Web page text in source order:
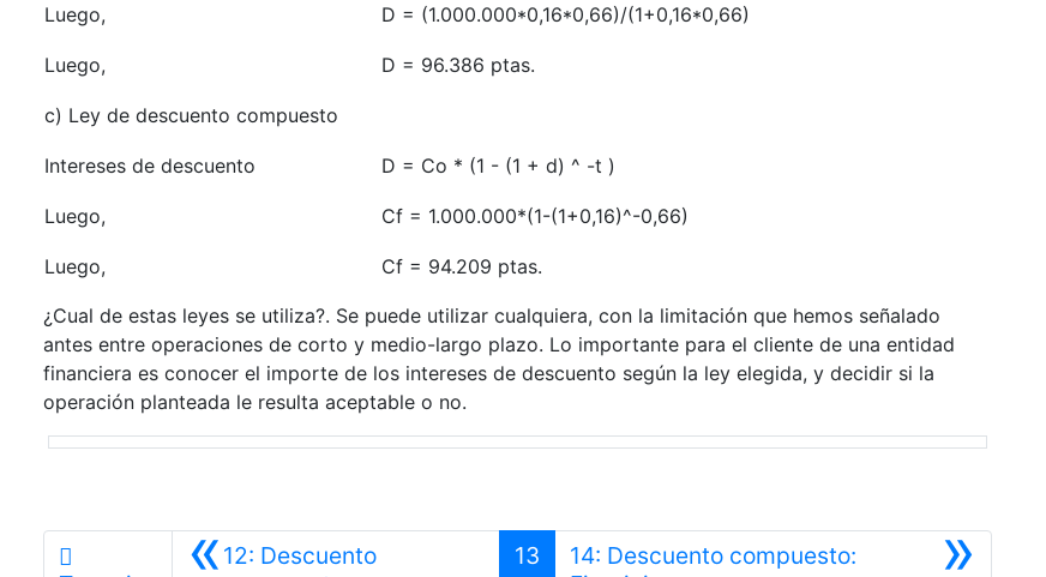
Luego, D = (1.000.000*0,16*0,66)/(1+0,16*0,66)
Luego, D = 96.386 ptas.
c) Ley de descuento compuesto
Intereses de descuento D = Co * (1 - (1 + d) ^ -t )
Luego, Cf = 1.000.000*(1-(1+0,16)^-0,66)
Luego, Cf = 94.209 ptas.
¿Cual de estas leyes se utiliza?. Se puede utilizar cualquiera, con la limitación que hemos señalado
antes entre operaciones de corto y medio-largo plazo. Lo importante para el cliente de una entidad
financiera es conocer el importe de los intereses de descuento según la ley elegida, y decidir si la
operación planteada le resulta aceptable o no.
«12: Descuento
13 »
14: Descuento compuesto: